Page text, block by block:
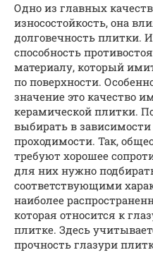
Одно из главных
износостойкость, она
долговечность плитки.
способность
материалу, который
по поверхности.
значение это качество
керамической плитки.
выбирать в
проходимости. Так,
требуют хорошее
для них нужно
соответствующими
наиболее
которая относится к
плитке. Здесь
прочность глазури